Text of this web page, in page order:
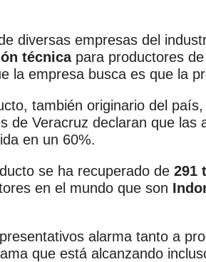
diversas empresas del
técnicapara productores de
la empresa busca es que la
también originario del
de Veracruz declaran que
en un 60%.
se ha recuperado de 291
en el mundo que son
alarma tanto a
que está alcanzando